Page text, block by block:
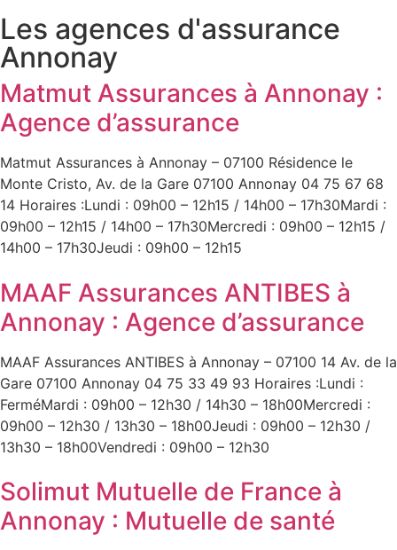
Les agences d'assurance
Annonay
Matmut Assurances à Annonay :
Agence d’assurance
Matmut Assurances à Annonay – 07100 Résidence le
Monte Cristo, Av. de la Gare 07100 Annonay 04 75 67 68
14 Horaires :Lundi : 09h00 – 12h15 / 14h00 – 17h30Mardi :
09h00 – 12h15 / 14h00 – 17h30Mercredi : 09h00 – 12h15 /
14h00 – 17h30Jeudi : 09h00 – 12h15
MAAF Assurances ANTIBES à
Annonay : Agence d’assurance
MAAF Assurances ANTIBES à Annonay – 07100 14 Av. de la
Gare 07100 Annonay 04 75 33 49 93 Horaires :Lundi :
FerméMardi : 09h00 – 12h30 / 14h30 – 18h00Mercredi :
09h00 – 12h30 / 13h30 – 18h00Jeudi : 09h00 – 12h30 /
13h30 – 18h00Vendredi : 09h00 – 12h30
Solimut Mutuelle de France à
Annonay : Mutuelle de santé